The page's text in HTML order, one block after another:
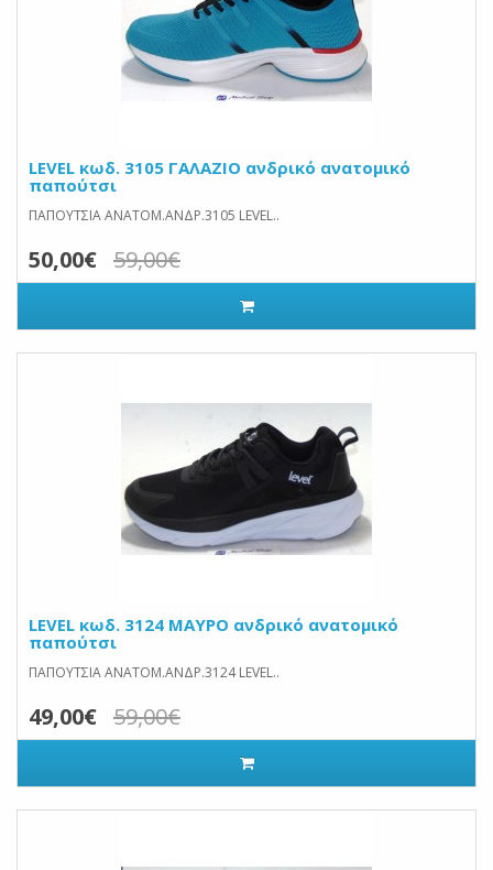
LEVEL κωδ. 3105 ΓΑΛΑΖΙΟ ανδρικό ανατομικό
παπούτσι
ΠΑΠΟΥΤΣΙΑ ΑΝΑΤΟΜ.ΑΝΔΡ.3105 LEVEL..
50,00€ 59,00€
LEVEL κωδ. 3124 ΜΑΥΡΟ ανδρικό ανατομικό
παπούτσι
ΠΑΠΟΥΤΣΙΑ ΑΝΑΤΟΜ.ΑΝΔΡ.3124 LEVEL..
49,00€ 59,00€